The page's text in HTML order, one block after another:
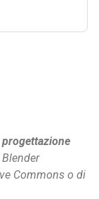
Commons o di